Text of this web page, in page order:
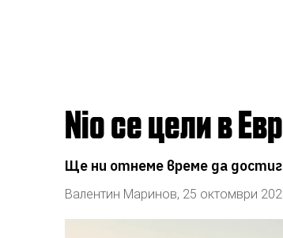
Nio се цели в
Ще ни отнеме време да
Валентин Маринов, 25 октомври